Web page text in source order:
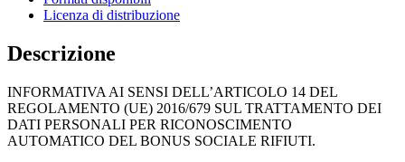
Licenza di distribuzione
Descrizione
INFORMATIVA AI SENSI DELL’ARTICOLO 14 DEL
REGOLAMENTO (UE) 2016/679 SUL TRATTAMENTO DEI
DATI PERSONALI PER RICONOSCIMENTO
AUTOMATICO DEL BONUS SOCIALE RIFIUTI.